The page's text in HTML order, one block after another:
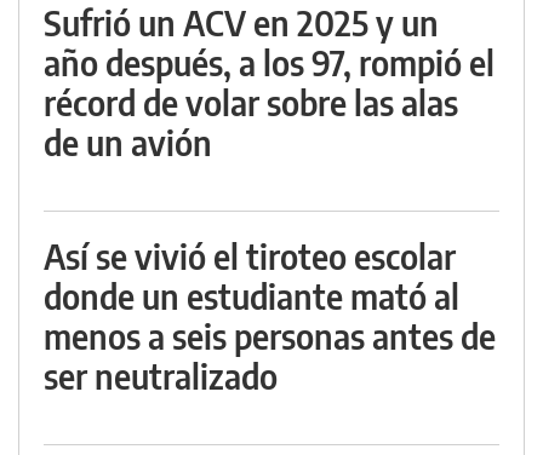
Sufrió un ACV en 2025 y un
año después, a los 97, rompió el
récord de volar sobre las alas
de un avión
Así se vivió el tiroteo escolar
donde un estudiante mató al
menos a seis personas antes de
ser neutralizado